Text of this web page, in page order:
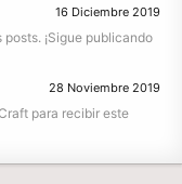
16 Diciembre 2019
¡Sigue publicando
28 Noviembre 2019
para recibir este